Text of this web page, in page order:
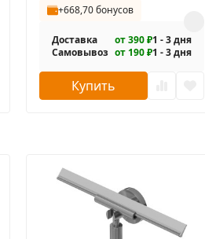
+668,70 бонусов
Доставка от 390 ₽1 - 3 дня
Самовывоз от 190 ₽1 - 3 дня
Купить